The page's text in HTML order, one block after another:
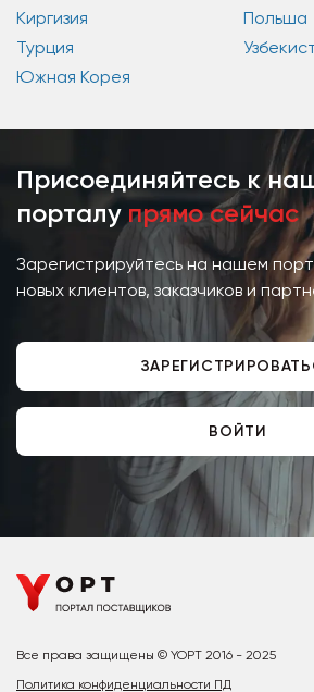
Киргизия
Польша
Турция
Южная Корея
Присоединяйтесь к
порталу прямо сейчас
Зарегистрируйтесь на нашем
новых клиентов, заказчиков и
ВОЙТИ
Все права защищены © YOPT 2016 - 2025
Политика конфиденциальности ПД